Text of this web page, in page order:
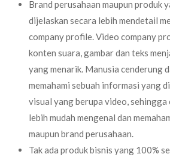
Brand perusahaan maupun produk
dijelaskan secara lebih mendetail
company profile. Video company
konten suara, gambar dan teks
yang menarik. Manusia cenderung
memahami sebuah informasi yang
visual yang berupa video, sehingga
lebih mudah mengenal dan
maupun brand perusahaan.
Tak ada produk bisnis yang 100%